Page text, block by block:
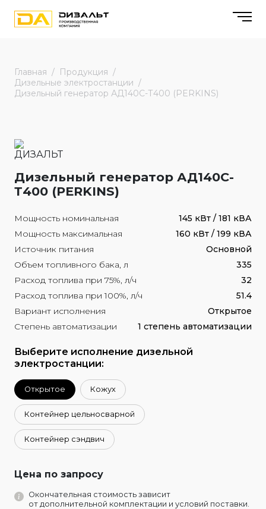
Главная
Продукция
Дизельные электростанции
Дизельный генератор АД140С-Т400 (PERKINS)
Дизельный генератор АД140С-
Т400 (PERKINS)
Мощность номинальная
145 кВт / 181 кВА
Мощность максимальная
160 кВт / 199 кВА
Источник питания
Основной
Объем топливного бака, л
335
Расход топлива при 75%, л/ч
32
Расход топлива при 100%, л/ч
51.4
Вариант исполнения
Открытое
Степень автоматизации
1 степень автоматизации
Выберите исполнение дизельной
электростанции:
Открытое Кожух
Контейнер цельносварной
Контейнер сэндвич
Цена по запросу
Окончательная стоимость зависит
от дополнительной комплектации и условий поставки.